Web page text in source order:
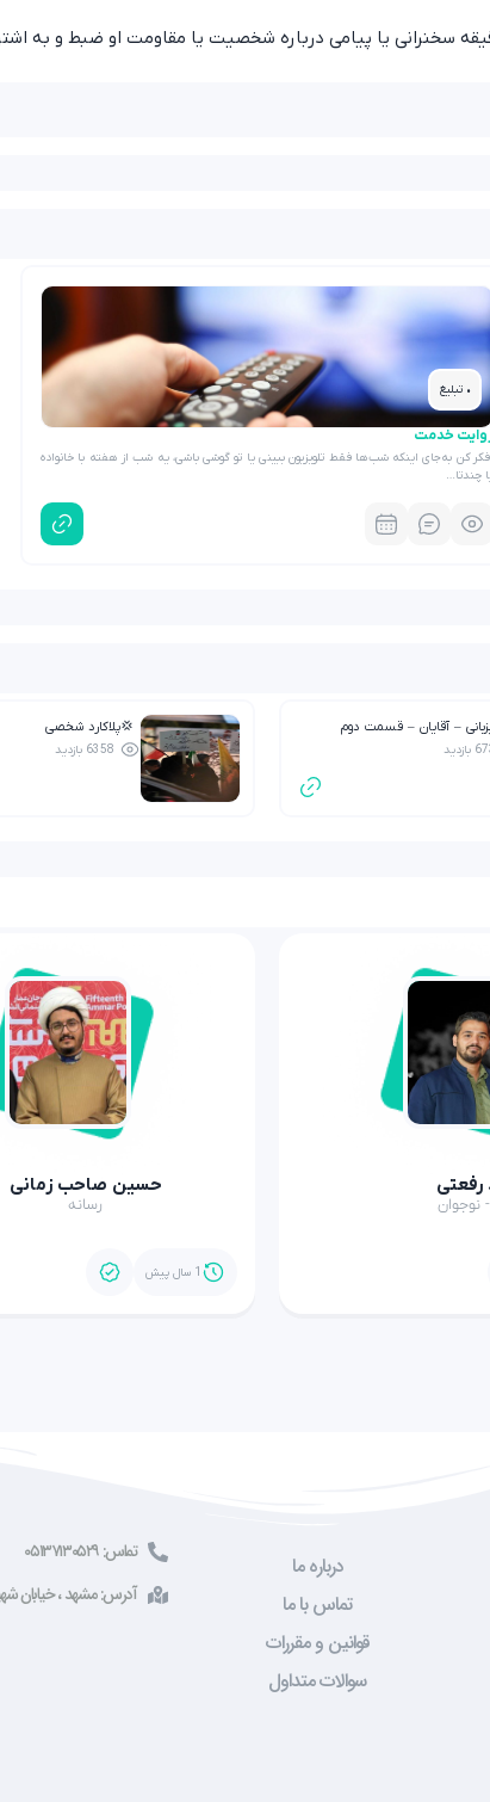
سخنرانی یا پیامی درباره شخصیت یا مقاومت او ضبط و به
• تبلیغ
خدمت
کن به‌جای اینکه شب‌ها فقط تلویزیون ببینی یا تو گوشی باشی، یه شب از هفته با خانواده
چندتا…
– آقایان – قسمت دوم 💢پلاکارد شخصی
6358 بازدید
نوجوان
حسین صاحب زمانی
رسانه
1 سال پیش
درباره ما
تماس با ما
قوانین و مقررات
سوالات متداول
تماس: ۰۵۱۳۷۱۳۰۵۲۹
آدرس: مشهد ، خیابان شهید صادقی